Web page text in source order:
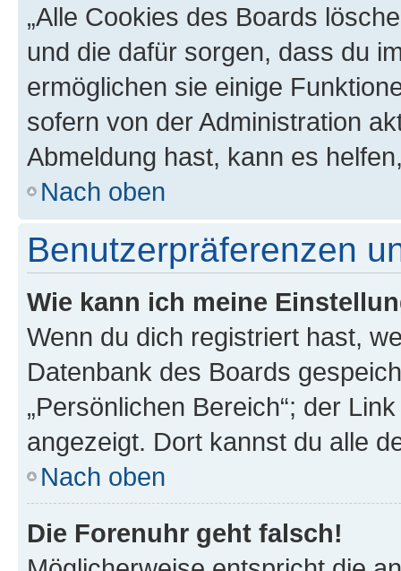
„Alle Cookies des Boards
und die dafür sorgen, dass du
ermöglichen sie einige
sofern von der Administration
Abmeldung hast, kann es
Nach oben
Benutzerpräferenzen
Wie kann ich meine
Wenn du dich registriert hast,
Datenbank des Boards
„Persönlichen Bereich“; der
angezeigt. Dort kannst du alle
Nach oben
Die Forenuhr geht falsch!